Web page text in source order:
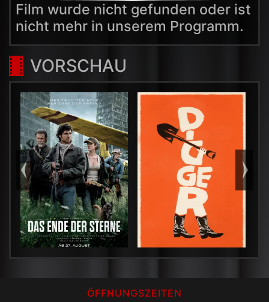
Film wurde nicht gefunden oder ist
nicht mehr in unserem Programm.
VORSCHAU
ÖFFNUNGSZEITEN